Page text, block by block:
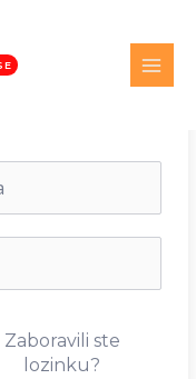
Zaboravili ste
lozinku?